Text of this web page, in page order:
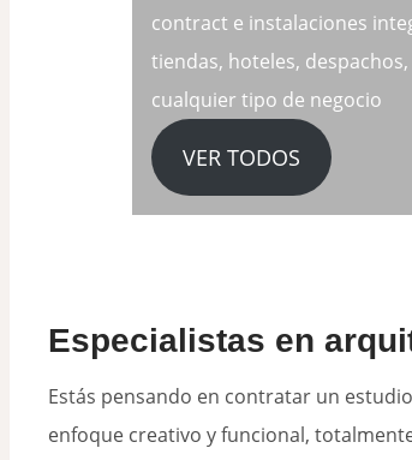
contract e instalaciones
tiendas, hoteles,
cualquier tipo de negocio
VER TODOS
Especialistas en
Estás pensando en contratar un
enfoque creativo y funcional,